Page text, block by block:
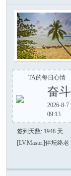
家
TA的每日心情
奋斗
2026-8-7
09:13
签到天数: 1948 天
[LV.Master]伴坛终老